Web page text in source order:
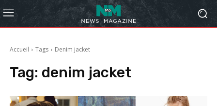
Accueil Tags Denim jacket
Tag: denim jacket